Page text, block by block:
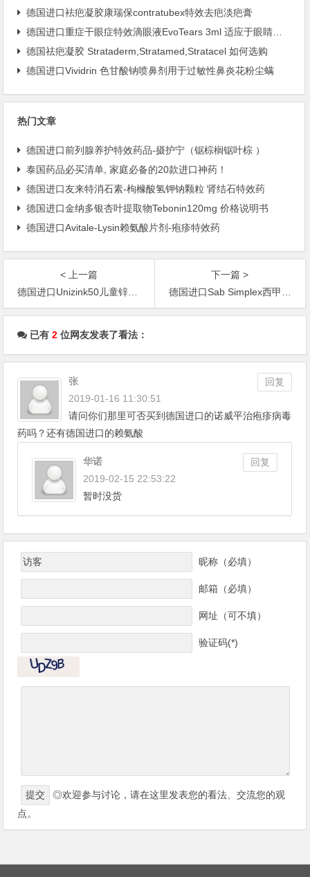
德国进口袪疤凝胶康瑞保contratubex特效去疤淡疤膏
德国进口重症干眼症特效滴眼液EvoTears 3ml 适应于眼睛干、痒、灼烧、疲劳
德国祛疤凝胶 Strataderm,Stratamed,Stratacel 如何选购
德国进口Vividrin 色甘酸钠喷鼻剂用于过敏性鼻炎花粉尘螨
热门文章
德国进口前列腺养护特效药品-摄护宁（锯棕榈锯叶棕 ）
泰国药品必买清单, 家庭必备的20款进口神药！
德国进口友来特消石素-枸橼酸氢钾钠颗粒 肾结石特效药
德国进口金纳多银杏叶提取物Tebonin120mg 价格说明书
德国进口Avitale-Lysin赖氨酸片剂-疱疹特效药
< 上一篇
德国进口Unizink50儿童锌片 孕妇哺乳期婴幼儿补锌增强免疫
下一篇 >
德国进口Sab Simplex西甲硅油 婴幼儿哺乳胀气 缓解肠绞痛滴剂
已有 2位网友发表了看法：
张
回复
2019-01-16 11:30:51
请问你们那里可否买到德国进口的诺威平治疱疹病毒
药吗？还有德国进口的赖氨酸
华诺
回复
2019-02-15 22:53:22
暂时没货
昵称（必填）
邮箱（必填）
网址（可不填）
验证码(*)
◎欢迎参与讨论，请在这里发表您的看法、交流您的观
点。